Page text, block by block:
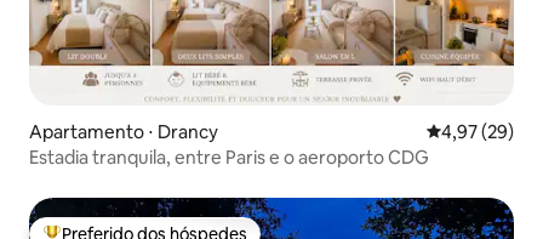
Apartamento ⋅ Drancy 4,97 de uma
4,97 (29)
Estadia tranquila, entre Paris e o aeroporto CDG
Preferido dos hóspedes